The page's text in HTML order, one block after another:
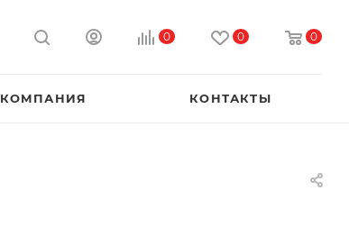
0 0 0
КОМПАНИЯ КОНТАКТЫ